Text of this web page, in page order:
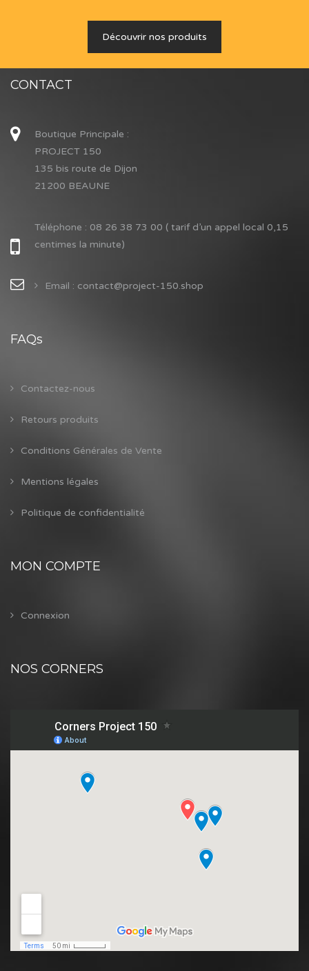
Découvrir nos produits
CONTACT
Boutique Principale :
PROJECT 150
135 bis route de Dijon
21200 BEAUNE
Téléphone : 08 26 38 73 00 ( tarif d’un appel local 0,15
centimes la minute)
Email : contact@project-150.shop
FAQs
Contactez-nous
Retours produits
Conditions Générales de Vente
Mentions légales
Politique de confidentialité
MON COMPTE
Connexion
NOS CORNERS